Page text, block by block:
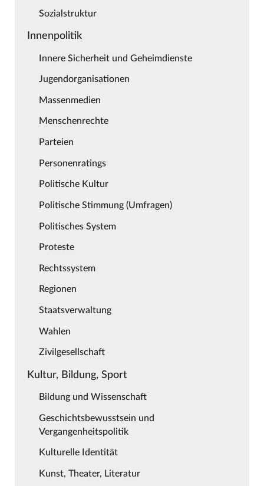
Sozialstruktur
Innenpolitik
Innere Sicherheit und Geheimdienste
Jugendorganisationen
Massenmedien
Menschenrechte
Parteien
Personenratings
Politische Kultur
Politische Stimmung (Umfragen)
Politisches System
Proteste
Rechtssystem
Regionen
Staatsverwaltung
Wahlen
Zivilgesellschaft
Kultur, Bildung, Sport
Bildung und Wissenschaft
Geschichtsbewusstsein und
Vergangenheitspolitik
Kulturelle Identität
Kunst, Theater, Literatur